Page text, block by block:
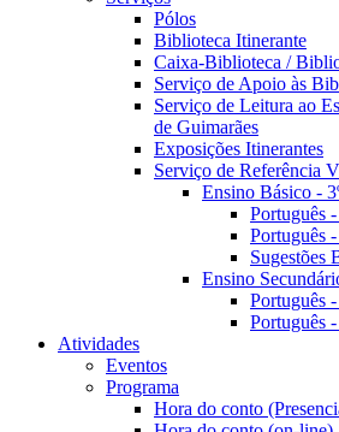
Pólos
Biblioteca Itinerante
Caixa-Biblioteca /
Serviço de Apoio às
Serviço de Leitura ao
de Guimarães
Exposições Itinerantes
Serviço de Referência
Ensino Básico -
Português
Português
Sugestões
Ensino
Português
Português
Atividades
Eventos
Programa
Hora do conto